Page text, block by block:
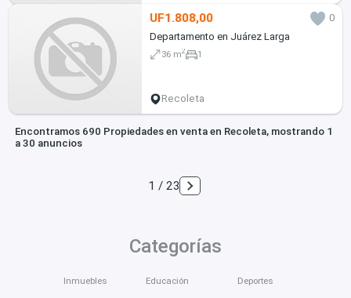
UF1.808,00
0
Departamento en Juárez Larga
36 m2 1
Recoleta
Encontramos 690 Propiedades en venta en Recoleta, mostrando 1
a 30 anuncios
1 / 23
Categorías
Inmuebles Educación Deportes